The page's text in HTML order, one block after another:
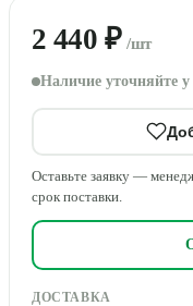
2 440 ₽ /шт
Наличие уточняйте у
Оставьте заявку —
срок поставки.
ДОСТАВКА